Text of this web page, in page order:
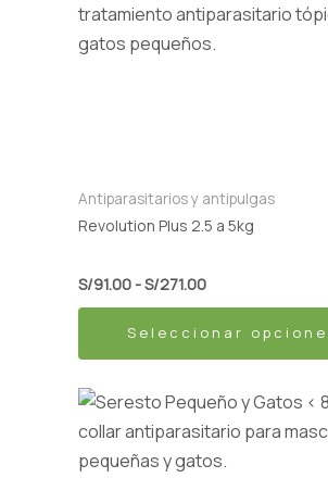
Antiparasitarios y antipulgas
Revolution Plus 2.5 a 5kg
S/91.00-S/271.00
precios:
desde
S/91.00
Seleccionar
producto
tiene
se
pueden
en
la
página
de
producto